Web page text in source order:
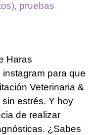
pruebas
Haras
para que
Veterinaria &
estrés. Y hoy
de realizar
¿Sabes